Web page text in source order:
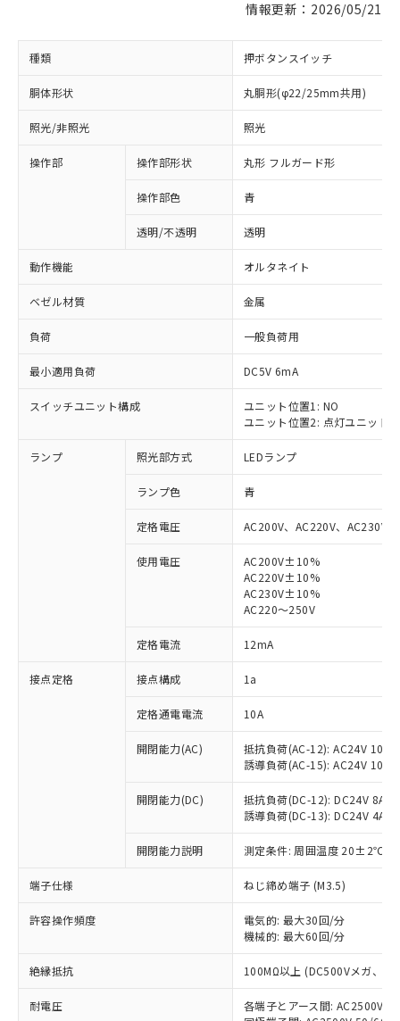
情報更新：2026/05/21
種類 押ボタンスイッチ
胴体形状 丸胴形(φ22/25mm共用)
照光/非照光 照光
操作部 操作部形状 丸形 フルガード形
操作部色 青
透明/不透明 透明
動作機能 オルタネイト
ベゼル材質 金属
負荷 一般負荷用
最小適用負荷 DC5V 6mA
スイッチユニット構成
ユニット位置1: NO
ユニット位置2: 点灯ユニット
ランプ 照光部方式 LEDランプ
ランプ色 青
定格電圧 AC200V、AC220V、AC230V
使用電圧
AC200V±10%
AC220V±10%
AC230V±10%
AC220～250V
定格電流 12mA
接点定格 接点構成 1a
定格通電電流 10A
開閉能力(AC)
抵抗負荷(AC-12): AC24V 10A/
誘導負荷(AC-15): AC24V
開閉能力(DC)
抵抗負荷(DC-12): DC24V 8A/
誘導負荷(DC-13): DC24V 4A/
開閉能力説明 測定条件: 周囲温度 20±2℃、
端子仕様 ねじ締め端子 (M3.5)
許容操作頻度
電気的: 最大30回/分
機械的: 最大60回/分
絶縁抵抗 100MΩ以上 (DC500Vメガ、点
耐電圧
各端子とアース間: AC2500V
ご利用条件
以下の条件をお読みいただき、同意のうえ
本サービスは、当社制御機器事業取扱
商品の当社在庫状況および標準価格
(税抜)を提供させていただくもので
当社制御機器事業取扱商品の中には、
本サービスの対象外となる商品もある
ことをご了承ください。
在庫状況および標準価格照会結果は、
記載している更新日時点での社内デー
タに基づき作成されるものであり、閲
準価格とは異なる場合があることをご
対応済み：EU RoHS指令（10物質）の
非含有に対応した製品が提供可能な商品で
対応予定：EU RoHS指令（10物質）の非含
有に対応した製品に切り替える予定のある
対応予定なし：EU RoHS指令（10物質）の
非含有に非対応の商品で、対応品を出す予
調査・確認中：EU RoHS指令（10物質）の
非含有の対応状況を調査中または確認中の
非該当品：ライセンス料など無形物で、有
害物質有無と関係のない商品です。
仕入先様の事情により、非含有部品として
いたものが、含有品と判明した場合などや
むを得ず変更することがあります。
*EU RoHS指令（10物質）：
鉛(Pb) 1000ppm以下、 水銀(Hg) 1000ppm以下、 カド
六価クロム(Cr(Ⅵ)) 1000ppm以下、ポリ臭化ビフェニル
「○」：最大均質材料含有率が中国RoHSの
基準値以下であることを示します。
「×」：最大均質材料含有率が中国RoHSの
基準値を超えていることを示します。
「－」：未確認です。当社販売部門へお問
当社は、これら貴社製品のうち、外国
為替および外国貿易法に定める商品
（以下｢規制貨物等」という）を輸出
または国外への提供する場合は、日本
国政府の輸出許可(または役務取引許
可)を取得するなどの必要な手続きを